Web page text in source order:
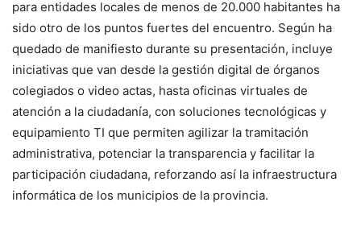
para entidades locales de menos de 20.000 habitantes ha
sido otro de los puntos fuertes del encuentro. Según ha
quedado de manifiesto durante su presentación, incluye
iniciativas que van desde la gestión digital de órganos
colegiados o video actas, hasta oficinas virtuales de
atención a la ciudadanía, con soluciones tecnológicas y
equipamiento TI que permiten agilizar la tramitación
administrativa, potenciar la transparencia y facilitar la
participación ciudadana, reforzando así la infraestructura
informática de los municipios de la provincia.